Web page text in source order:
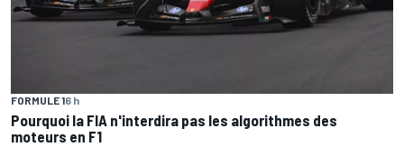
FORMULE 16 h
Pourquoi la FIA n'interdira pas les algorithmes des
moteurs en F1